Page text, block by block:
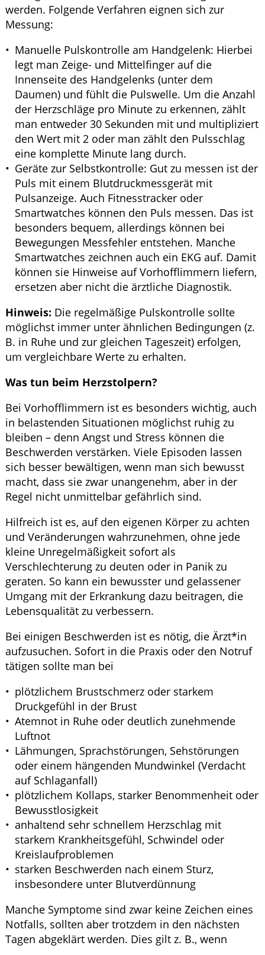
werden. Folgende Verfahren eignen sich zur
Messung:
Manuelle Pulskontrolle am Handgelenk: Hierbei
legt man Zeige- und Mittelfinger auf die
Innenseite des Handgelenks (unter dem
Daumen) und fühlt die Pulswelle. Um die Anzahl
der Herzschläge pro Minute zu erkennen, zählt
man entweder 30 Sekunden mit und multipliziert
den Wert mit 2 oder man zählt den Pulsschlag
eine komplette Minute lang durch.
Geräte zur Selbstkontrolle: Gut zu messen ist der
Puls mit einem Blutdruckmessgerät mit
Pulsanzeige. Auch Fitnesstracker oder
Smartwatches können den Puls messen. Das ist
besonders bequem, allerdings können bei
Bewegungen Messfehler entstehen. Manche
Smartwatches zeichnen auch ein EKG auf. Damit
können sie Hinweise auf Vorhofflimmern liefern,
ersetzen aber nicht die ärztliche Diagnostik.
Hinweis: Die regelmäßige Pulskontrolle sollte
möglichst immer unter ähnlichen Bedingungen (z.
B. in Ruhe und zur gleichen Tageszeit) erfolgen,
um vergleichbare Werte zu erhalten.
Was tun beim Herzstolpern?
Bei Vorhofflimmern ist es besonders wichtig, auch
in belastenden Situationen möglichst ruhig zu
bleiben – denn Angst und Stress können die
Beschwerden verstärken. Viele Episoden lassen
sich besser bewältigen, wenn man sich bewusst
macht, dass sie zwar unangenehm, aber in der
Regel nicht unmittelbar gefährlich sind.
Hilfreich ist es, auf den eigenen Körper zu achten
und Veränderungen wahrzunehmen, ohne jede
kleine Unregelmäßigkeit sofort als
Verschlechterung zu deuten oder in Panik zu
geraten. So kann ein bewusster und gelassener
Umgang mit der Erkrankung dazu beitragen, die
Lebensqualität zu verbessern.
Bei einigen Beschwerden ist es nötig, die Ärzt*in
aufzusuchen. Sofort in die Praxis oder den Notruf
tätigen sollte man bei
plötzlichem Brustschmerz oder starkem
Druckgefühl in der Brust
Atemnot in Ruhe oder deutlich zunehmende
Luftnot
Lähmungen, Sprachstörungen, Sehstörungen
oder einem hängenden Mundwinkel (Verdacht
auf Schlaganfall)
plötzlichem Kollaps, starker Benommenheit oder
Bewusstlosigkeit
anhaltend sehr schnellem Herzschlag mit
starkem Krankheitsgefühl, Schwindel oder
Kreislaufproblemen
starken Beschwerden nach einem Sturz,
insbesondere unter Blutverdünnung
Manche Symptome sind zwar keine Zeichen eines
Notfalls, sollten aber trotzdem in den nächsten
Tagen abgeklärt werden. Dies gilt z. B., wenn